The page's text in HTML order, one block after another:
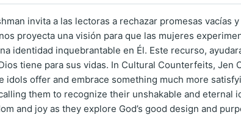
invita a las lectoras a rechazar promesas
proyecta una visión para que las mujeres
identidad inquebrantable en Él. Este recurso,
tiene para sus vidas. In Cultural Counterfeits, Jen
idols offer and embrace something much more
them to recognize their unshakable and
and joy as they explore God’s good design and